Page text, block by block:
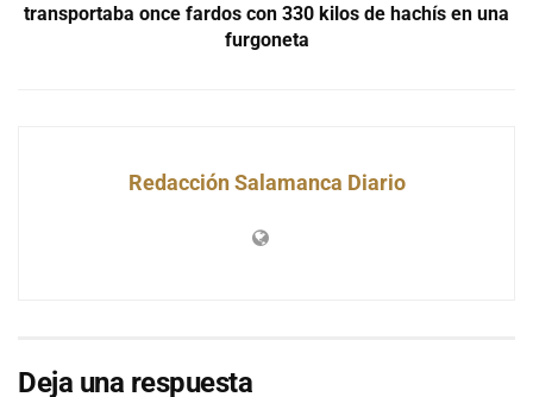
transportaba once fardos con 330 kilos de hachís en una
furgoneta
Redacción Salamanca Diario
Deja una respuesta